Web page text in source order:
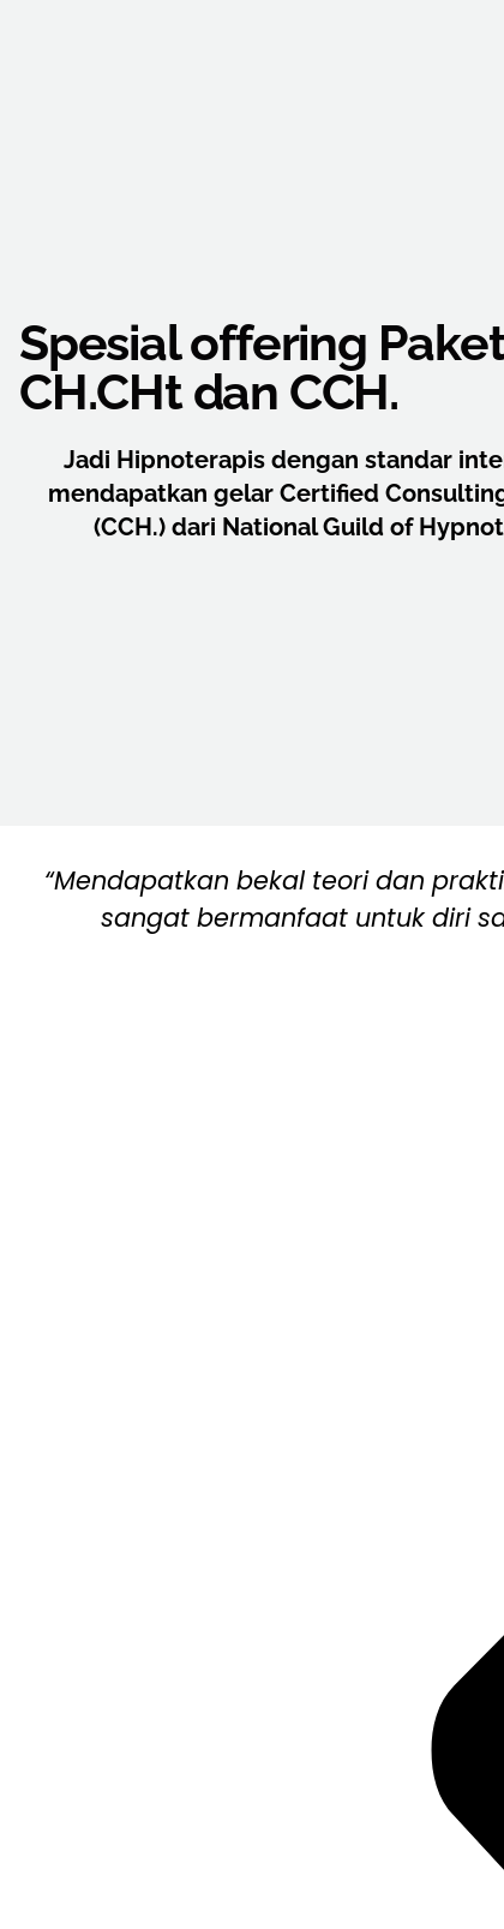
Spesial offering
CH.CHt dan CCH.
Jadi Hipnoterapis dengan standar
mendapatkan gelar Certified
(CCH.) dari National Guild of
“Mendapatkan bekal teori dan
sangat bermanfaat untuk diri